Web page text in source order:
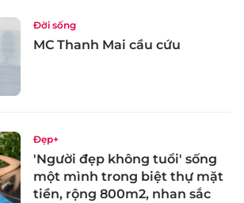
Đời sống
MC Thanh Mai cầu cứu
Đẹp+
'Người đẹp không tuổi' sống
một mình trong biệt thự mặt
tiền, rộng 800m2, nhan sắc